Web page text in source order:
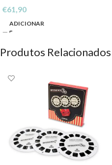
€61,90
ADICIONAR
Produtos Relacionados